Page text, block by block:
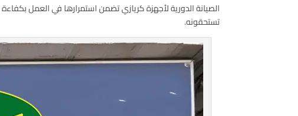
الصيانة الدورية لأجهزة كريازي تضمن استمرارها في العمل
تستحقونه.